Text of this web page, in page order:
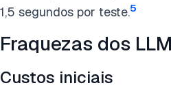
1,5 segundos por teste.5
Fraquezas dos
Custos iniciais